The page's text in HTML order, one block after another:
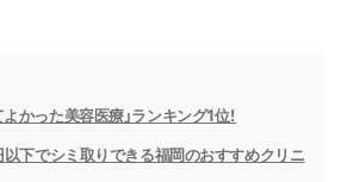
かった美容医療」ランキング1位！
以下でシミ取りできる福岡のおすすめクリニ